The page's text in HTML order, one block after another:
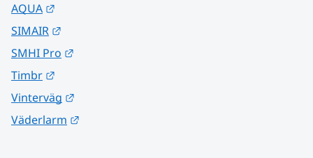
AQUA
SIMAIR
SMHI Pro
Timbr
Vinterväg
Väderlarm